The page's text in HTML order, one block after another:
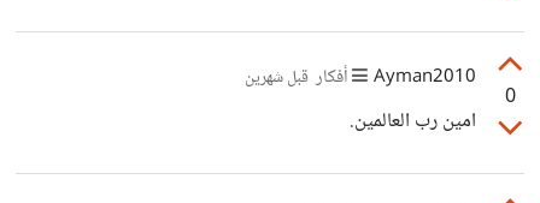
0
Ayman2010 أفكار قبل شهرين
امين رب العالمين.